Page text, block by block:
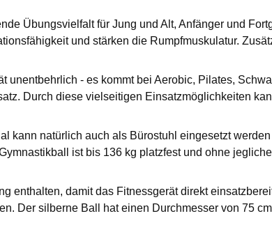
Übungsvielfalt für Jung und Alt, Anfänger und
und stärken die Rumpfmuskulatur.
unentbehrlich - es kommt bei Aerobic, Pilates,
Durch diese vielseitigen Einsatzmöglichkeiten
kann natürlich auch als Bürostuhl eingesetzt
ist bis 136 kg platzfest und ohne
enthalten, damit das Fitnessgerät direkt
Der silberne Ball hat einen Durchmesser von 75